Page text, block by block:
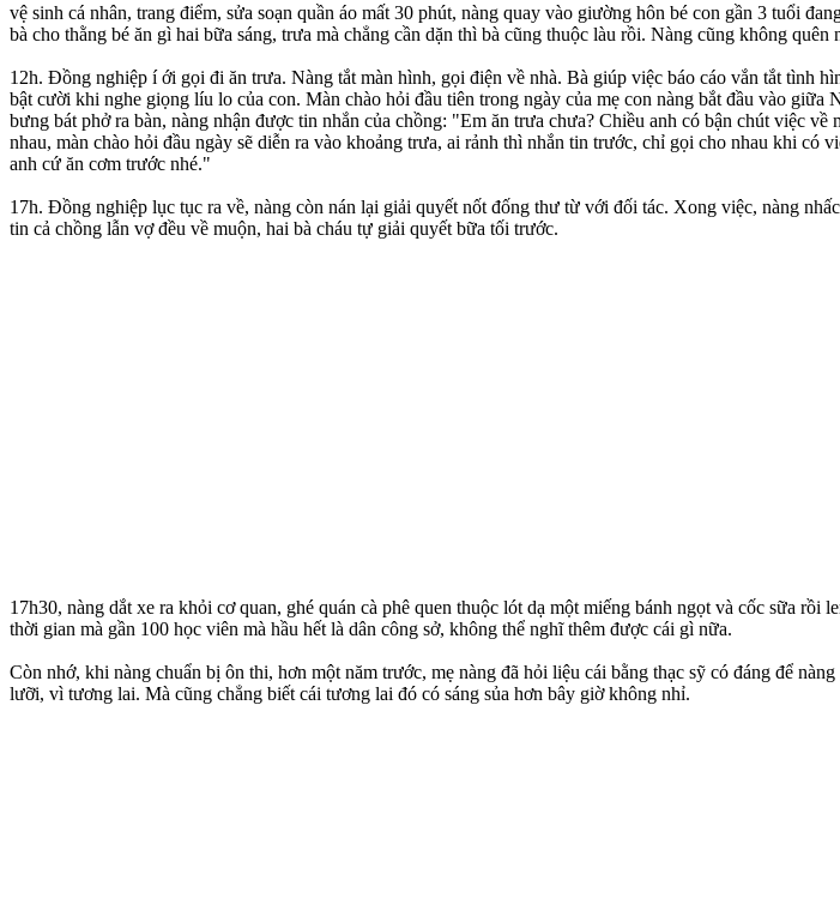
vệ sinh cá nhân, trang điểm, sửa soạn quần áo mất 30 phút, nàng quay vào giường hôn bé con gần 3 tuổi
bà cho thằng bé ăn gì hai bữa sáng, trưa mà chẳng cần dặn thì bà cũng thuộc làu rồi. Nàng cũng không
12h. Đồng nghiệp í ới gọi đi ăn trưa. Nàng tắt màn hình, gọi điện về nhà. Bà giúp việc báo cáo vắn tắt tình
bật cười khi nghe giọng líu lo của con. Màn chào hỏi đầu tiên trong ngày của mẹ con nàng bắt đầu vào
bưng bát phở ra bàn, nàng nhận được tin nhắn của chồng: "Em ăn trưa chưa? Chiều anh có bận chút việc
nhau, màn chào hỏi đầu ngày sẽ diễn ra vào khoảng trưa, ai rảnh thì nhắn tin trước, chỉ gọi cho nhau khi
anh cứ ăn cơm trước nhé."
17h. Đồng nghiệp lục tục ra về, nàng còn nán lại giải quyết nốt đống thư từ với đối tác. Xong việc, nàng
tin cả chồng lẫn vợ đều về muộn, hai bà cháu tự giải quyết bữa tối trước.
17h30, nàng dắt xe ra khỏi cơ quan, ghé quán cà phê quen thuộc lót dạ một miếng bánh ngọt và cốc sữa
thời gian mà gần 100 học viên mà hầu hết là dân công sở, không thể nghĩ thêm được cái gì nữa.
Còn nhớ, khi nàng chuẩn bị ôn thi, hơn một năm trước, mẹ nàng đã hỏi liệu cái bằng thạc sỹ có đáng để
lưỡi, vì tương lai. Mà cũng chẳng biết cái tương lai đó có sáng sủa hơn bây giờ không nhỉ.